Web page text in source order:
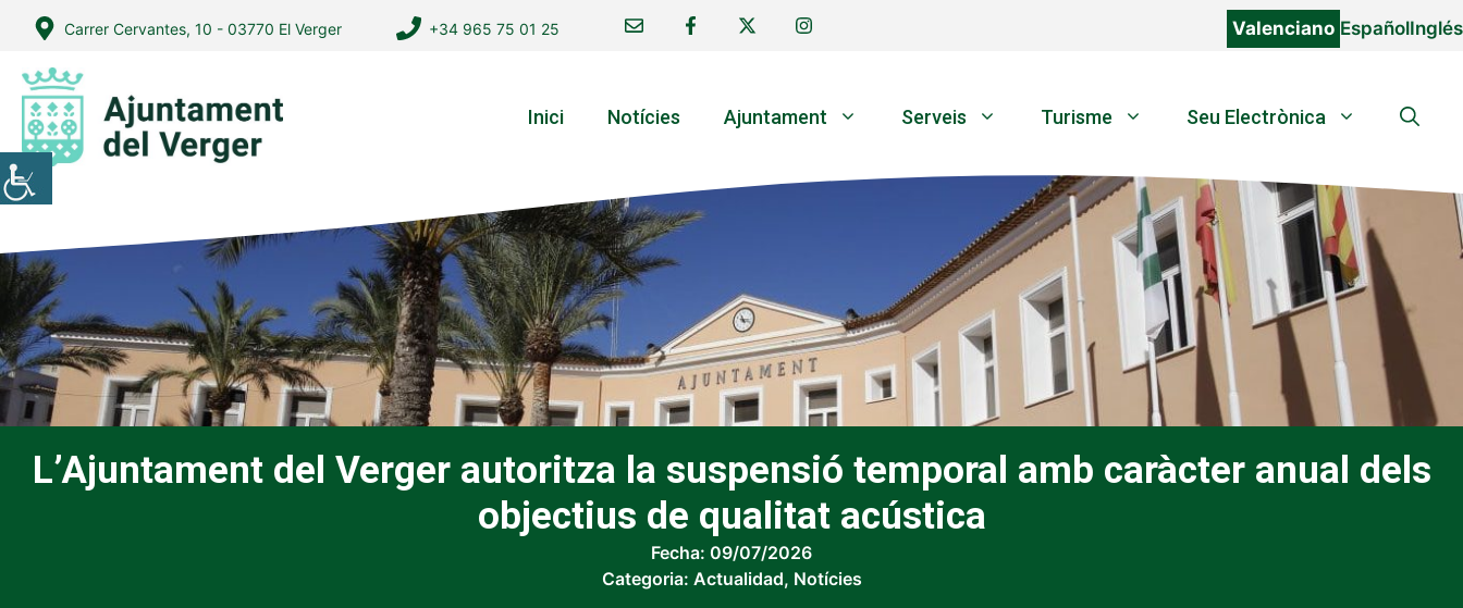
contingut
Carrer Cervantes, 10 - 03770 El Verger +34 965 75 01 25 Valenciano EspañolInglés
Inici Notícies Ajuntament Serveis Turisme Seu Electrònica
L’Ajuntament del Verger autoritza la suspensió temporal amb caràcter anual dels
objectius de qualitat acústica
Fecha: 09/07/2026
Categoria: Actualidad, Notícies